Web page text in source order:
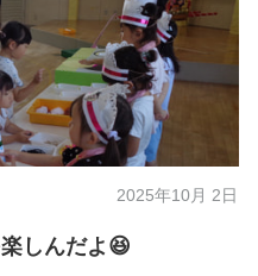
2025年10月 2日
しんだよ😆